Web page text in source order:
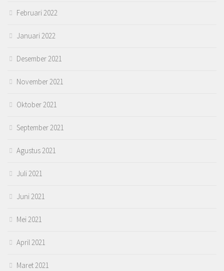
Februari 2022
Januari 2022
Desember 2021
November 2021
Oktober 2021
September 2021
Agustus 2021
Juli 2021
Juni 2021
Mei 2021
April 2021
Maret 2021